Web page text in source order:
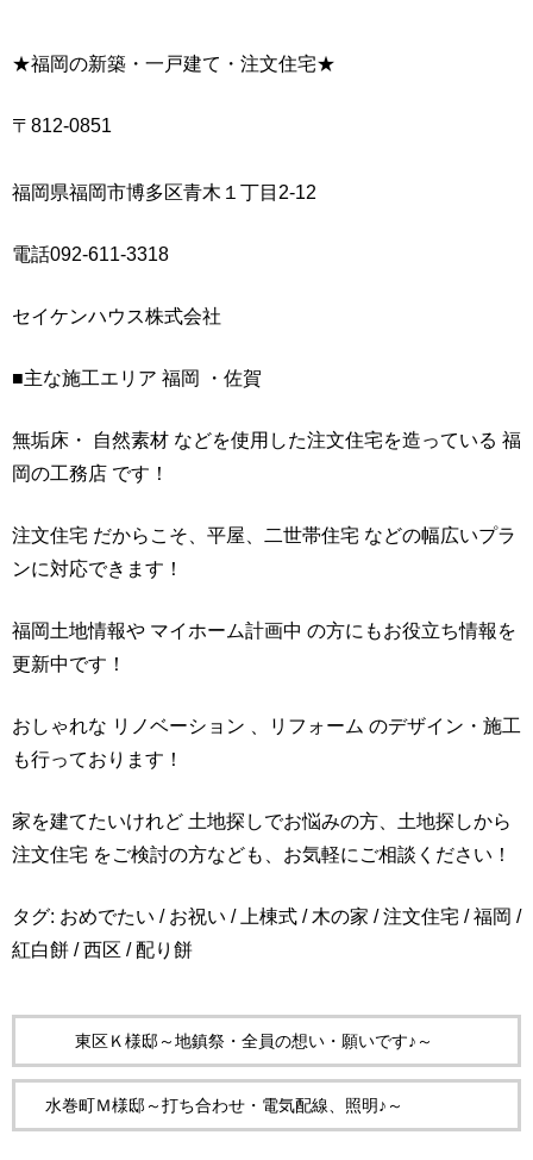
★福岡の新築・一戸建て・注文住宅★
〒812-0851
福岡県福岡市博多区青木１丁目2-12
電話092-611-3318
セイケンハウス株式会社
■主な施工エリア 福岡 ・佐賀
無垢床・ 自然素材 などを使用した注文住宅を造っている 福
岡の工務店 です！
注文住宅 だからこそ、平屋、二世帯住宅 などの幅広いプラ
ンに対応できます！
福岡土地情報や マイホーム計画中 の方にもお役立ち情報を
更新中です！
おしゃれな リノベーション 、リフォーム のデザイン・施工
も行っております！
家を建てたいけれど 土地探しでお悩みの方、土地探しから
注文住宅 をご検討の方なども、お気軽にご相談ください！
タグ: おめでたい / お祝い / 上棟式 / 木の家 /注文住宅 /福岡 /
紅白餅 /西区 /配り餅
東区Ｋ様邸～地鎮祭・全員の想い・願いです♪～
水巻町Ｍ様邸～打ち合わせ・電気配線、照明♪～